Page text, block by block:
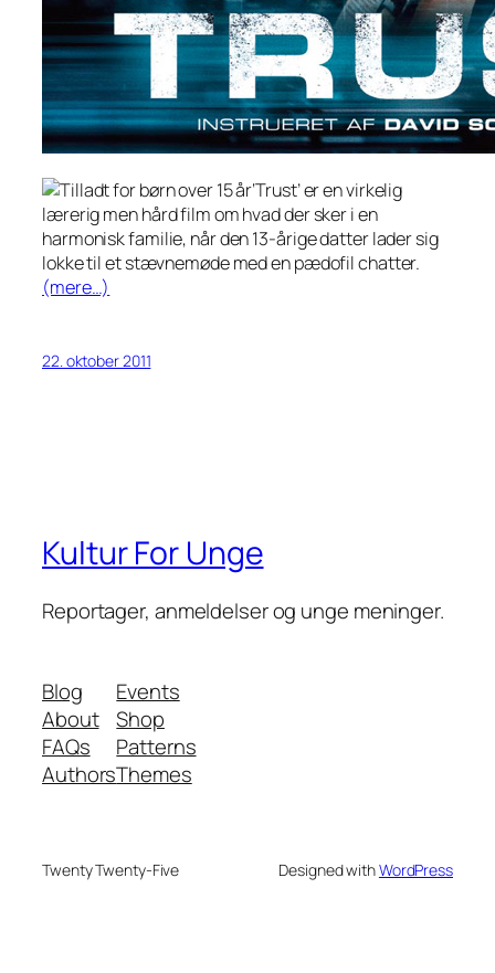
‘Trust’ er en virkelig
lærerig men hård film om hvad der sker i en
harmonisk familie, når den 13-årige datter lader sig
lokke til et stævnemøde med en pædofil chatter.
(mere…)
22. oktober 2011
Kultur For Unge
Reportager, anmeldelser og unge meninger.
Blog
About
FAQs
Authors
Events
Shop
Patterns
Themes
Twenty Twenty-Five Designed withWordPress